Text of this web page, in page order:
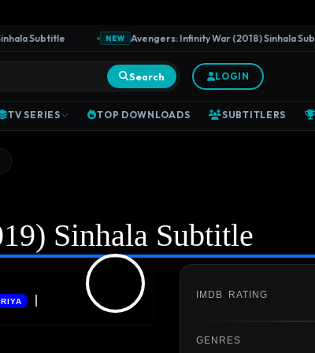
Subtitle NEW Avengers: Infinity War (2018) Sinhala Subtitle
Search LOGIN
TV SERIES TOP DOWNLOADS SUBTITLERS
Sinhala Subtitle
IMDB RATING
GENRES